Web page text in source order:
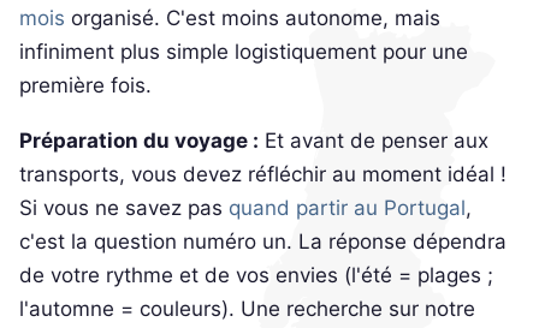
mois organisé. C'est moins autonome, mais
infiniment plus simple logistiquement pour une
première fois.
Préparation du voyage : Et avant de penser aux
transports, vous devez réfléchir au moment idéal !
Si vous ne savez pas quand partir au Portugal,
c'est la question numéro un. La réponse dépendra
de votre rythme et de vos envies (l'été = plages ;
l'automne = couleurs). Une recherche sur notre